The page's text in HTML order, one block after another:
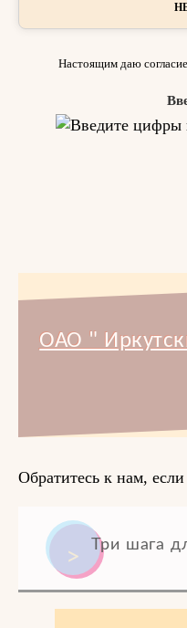
Настоящим даю
ОАО "
Обратитесь к нам,
Три шага